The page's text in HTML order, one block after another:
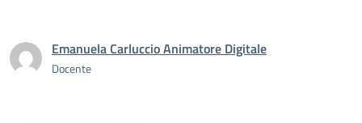
Emanuela Carluccio Animatore Digitale
Docente